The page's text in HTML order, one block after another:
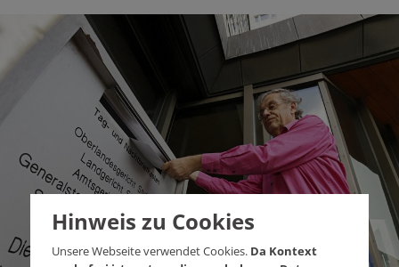
Hinweis zu Cookies
Unsere Webseite verwendet Cookies. Da Kontext